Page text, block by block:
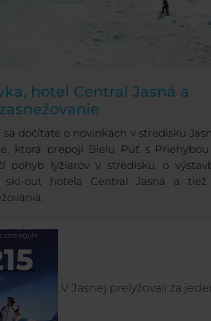
hotel Central Jasná a
dočítate o novinkách v stredisku
ktorá prepojí Bielu Púť s
pohyb lyžiarov v stredisku, o
ski-out hotela Central Jasná a
V Jasnej prelyžovali za